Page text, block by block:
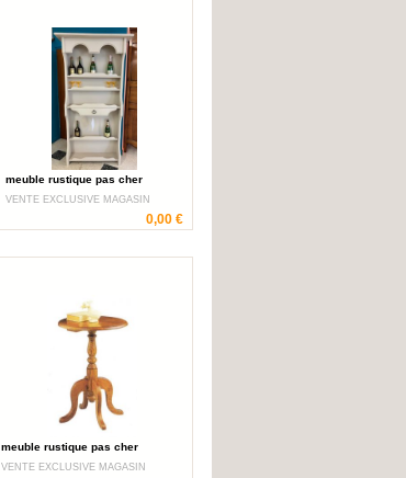
meuble rustique pas cher
VENTE EXCLUSIVE MAGASIN
0,00 €
meuble rustique pas cher
VENTE EXCLUSIVE MAGASIN